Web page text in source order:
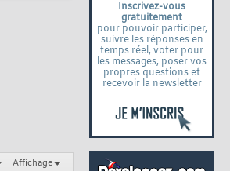
Inscrivez-vous
gratuitement
pour pouvoir participer,
suivre les réponses en
temps réel, voter pour
les messages, poser vos
propres questions et
recevoir la newsletter
Affichage